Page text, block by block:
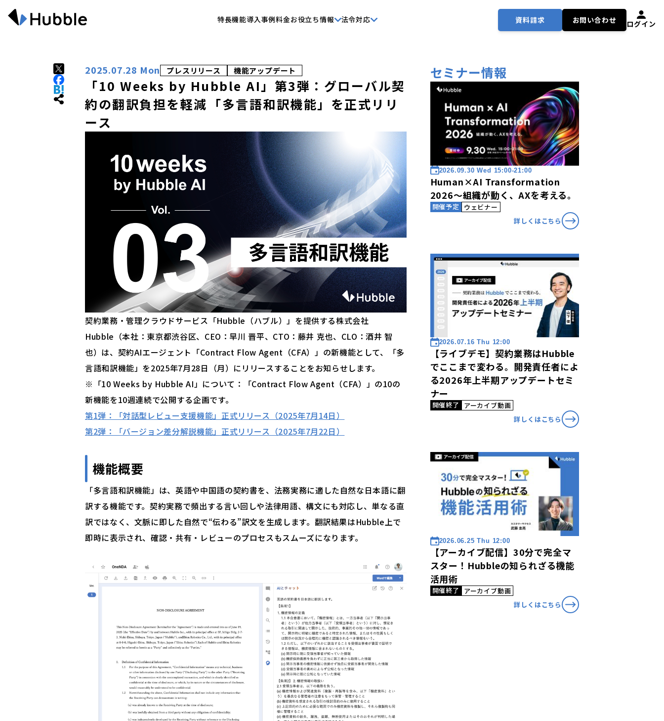
特長機能導入事例料金お役立ち情報 法令対応 資料請求 お問い合わせ ログイン
2025.07.28 Mon プレスリリース 機能アップデート
「10 Weeks by Hubble AI」第3弾：グローバル契
約の翻訳負担を軽減――「多言語和訳機能」を正式リリ
ース
契約業務・管理クラウドサービス「Hubble（ハブル）」を提供する株式会社
Hubble（本社：東京都渋谷区、CEO：早川 晋平、CTO：藤井 克也、CLO：酒井 智
也）は、契約AIエージェント「Contract Flow Agent（CFA）」の新機能として、「多
言語和訳機能」を2025年7月28日（月）にリリースすることをお知らせします。
※「10 Weeks by Hubble AI」について：「Contract Flow Agent（CFA）」の10の
新機能を10週連続で公開する企画です。
第1弾：「対話型レビュー支援機能」正式リリース（2025年7月14日）
第2弾：「バージョン差分解説機能」正式リリース（2025年7月22日）
機能概要
「多言語和訳機能」は、英語や中国語の契約書を、法務実務に適した自然な日本語に翻
訳する機能です。契約実務で頻出する言い回しや法律用語、構文にも対応し、単なる直
訳ではなく、文脈に即した自然で“伝わる”訳文を生成します。翻訳結果はHubble上で
即時に表示され、確認・共有・レビューのプロセスもスムーズになります。
セミナー情報
2026.09.30 Wed 15:00-21:00
Human×AI Transformation
2026〜組織が動く、AXを考える。
開催予定
ウェビナー
詳しくはこちら
2026.07.16 Thu 12:00
【ライブデモ】契約業務はHubble
でここまで変わる。開発責任者によ
る2026年上半期アップデートセミ
ナー
開催終了
アーカイブ動画
詳しくはこちら
2026.06.25 Thu 12:00
【アーカイブ配信】30分で完全マ
スター！Hubbleの知られざる機能
活用術
開催終了
アーカイブ動画
詳しくはこちら